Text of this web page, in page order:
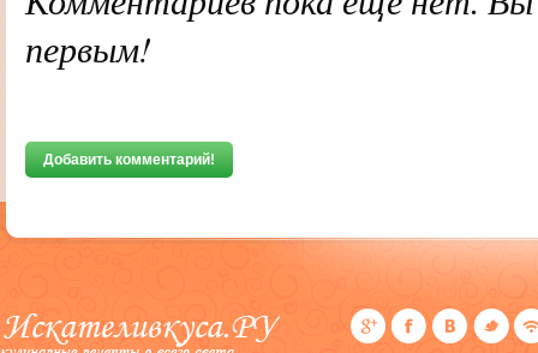
первым!
Добавить комментарий!